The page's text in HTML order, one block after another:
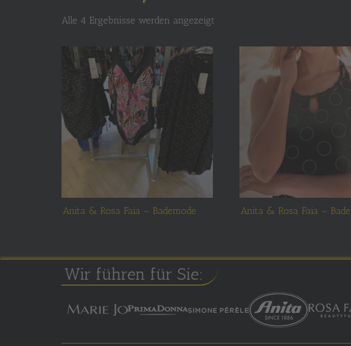
Alle 4 Ergebnisse werden angezeigt
Anita & Rosa Faia – Bademode Anita & Rosa Faia –
Wir führen für Sie: